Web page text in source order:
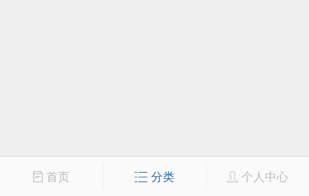
首页 分类 个人中心